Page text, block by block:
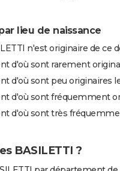
lieu de naissance
n'est originaire de ce
d'où sont rarement
d'où sont peu originaires
d'où sont fréquemment
d'où sont très
BASILETTI ?